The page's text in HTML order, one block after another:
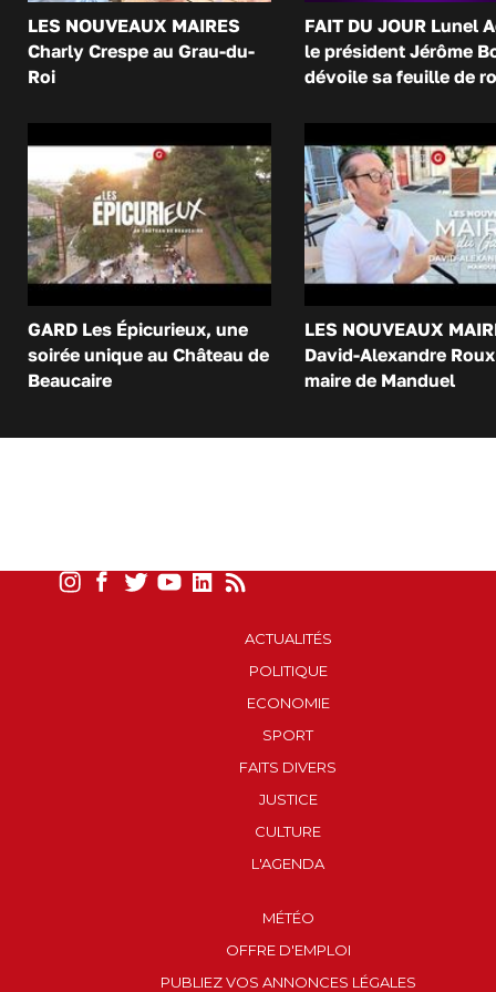
LES NOUVEAUX MAIRES
Charly Crespe au Grau-du-
Roi
FAIT DU JOUR Lunel
le président Jérôme
dévoile sa feuille de
GARD Les Épicurieux, une
soirée unique au Château de
Beaucaire
LES NOUVEAUX
David-Alexandre
maire de Manduel
ACTUALITÉS
POLITIQUE
ECONOMIE
SPORT
FAITS DIVERS
JUSTICE
CULTURE
L'AGENDA
MÉTÉO
OFFRE D'EMPLOI
PUBLIEZ VOS ANNONCES LÉGALES